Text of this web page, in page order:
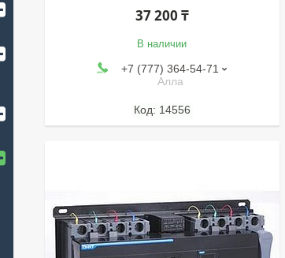
37 200 ₸
В наличии
+7 (777) 364-54-71
Алла
14556